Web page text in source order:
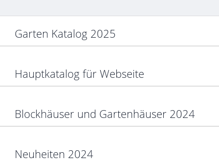
Garten Katalog 2025
Hauptkatalog für Webseite
Blockhäuser und Gartenhäuser 2024
Neuheiten 2024